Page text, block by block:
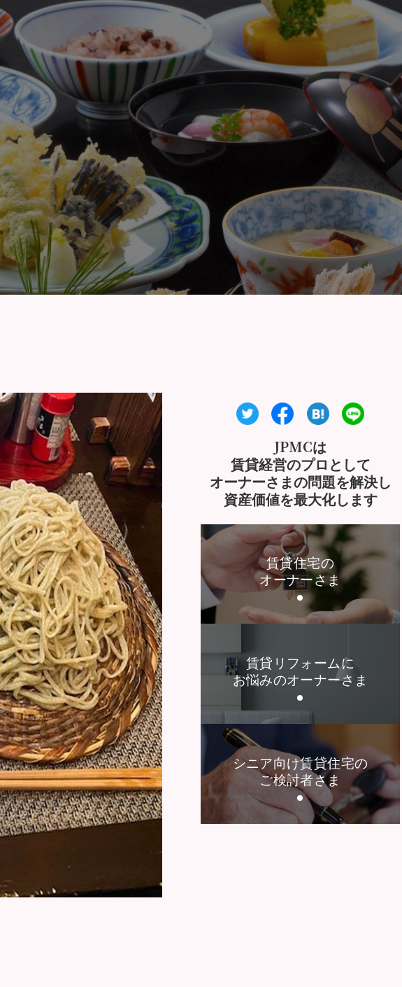
JPMCは
賃貸経営のプロとして
オーナーさまの問題を解決し
資産価値を最大化します
賃貸住宅の
オーナーさま
賃貸リフォームに
お悩みのオーナーさま
シニア向け賃貸住宅の
ご検討者さま